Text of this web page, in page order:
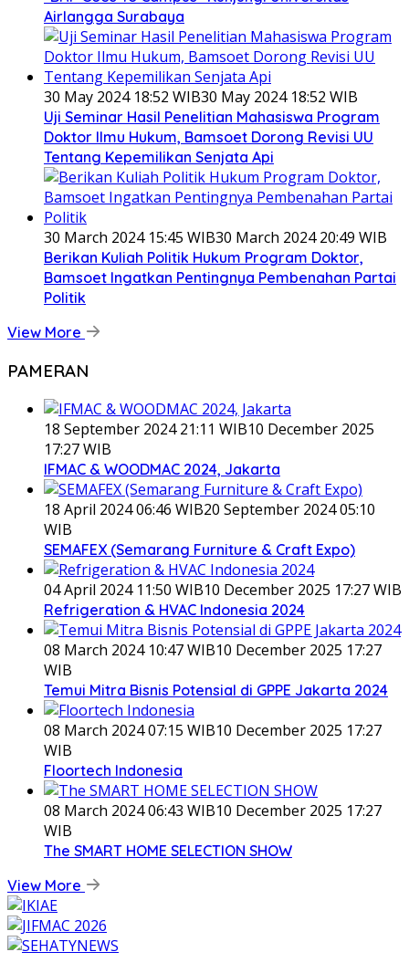
Airlangga Surabaya
30 May 2024 18:52 WIB30 May 2024 18:52 WIB
Uji Seminar Hasil Penelitian Mahasiswa Program
Doktor Ilmu Hukum, Bamsoet Dorong Revisi UU
Tentang Kepemilikan Senjata Api
30 March 2024 15:45 WIB30 March 2024 20:49 WIB
Berikan Kuliah Politik Hukum Program Doktor,
Bamsoet Ingatkan Pentingnya Pembenahan Partai
Politik
View More
PAMERAN
18 September 2024 21:11 WIB10 December 2025
17:27 WIB
IFMAC & WOODMAC 2024, Jakarta
18 April 2024 06:46 WIB20 September 2024 05:10
WIB
SEMAFEX (Semarang Furniture & Craft Expo)
04 April 2024 11:50 WIB10 December 2025 17:27 WIB
Refrigeration & HVAC Indonesia 2024
08 March 2024 10:47 WIB10 December 2025 17:27
WIB
Temui Mitra Bisnis Potensial di GPPE Jakarta 2024
08 March 2024 07:15 WIB10 December 2025 17:27
WIB
Floortech Indonesia
08 March 2024 06:43 WIB10 December 2025 17:27
WIB
The SMART HOME SELECTION SHOW
View More